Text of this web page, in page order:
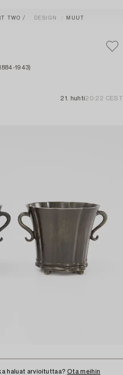
TWO DESIGN MUUT
1943)
21. huhti20:22 CEST
haluat arvioituttaa? Ota meihin